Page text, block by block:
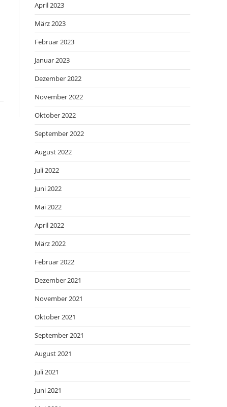
April 2023
März 2023
Februar 2023
Januar 2023
Dezember 2022
November 2022
Oktober 2022
September 2022
August 2022
Juli 2022
Juni 2022
Mai 2022
April 2022
März 2022
Februar 2022
Dezember 2021
November 2021
Oktober 2021
September 2021
August 2021
Juli 2021
Juni 2021